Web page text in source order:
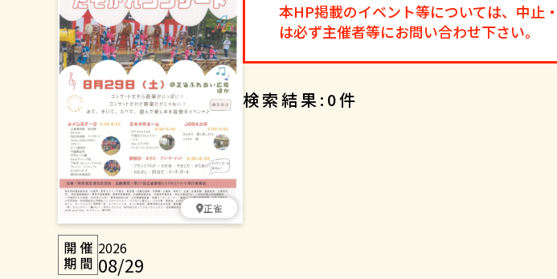
正雀
2026
08/29
本HP掲載のイベント等については、中止
は必ず主催者等にお問い合わせ下さい。
検索結果:0件